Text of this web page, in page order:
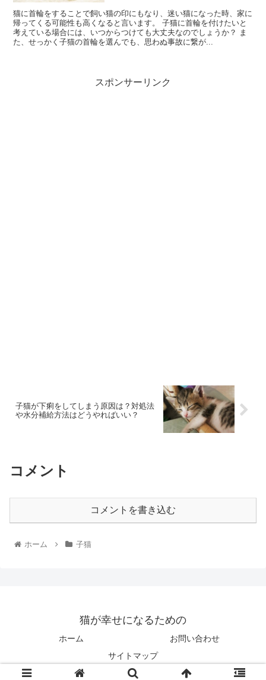
猫に首輪をすることで飼い猫の印にもなり、迷い猫になった時、家に
帰ってくる可能性も高くなると言います。 子猫に首輪を付けたいと
考えている場合には、いつからつけても大丈夫なのでしょうか？ ま
た、せっかく子猫の首輪を選んでも、思わぬ事故に繋が...
スポンサーリンク
子猫が下痢をしてしまう原因は？対処法
や水分補給方法はどうやればいい？
コメント
コメントを書き込む
ホーム 子猫
猫が幸せになるための
ホーム
お問い合わせ
サイトマップ
© 2018 猫が幸せになるための.